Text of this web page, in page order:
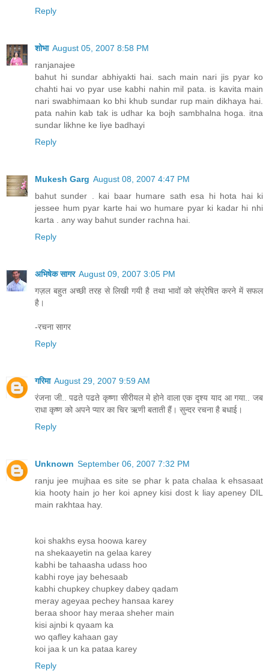
Reply
शोभा August 05, 2007 8:58 PM
ranjanajee
bahut hi sundar abhiyakti hai. sach main nari jis pyar ko
chahti hai vo pyar use kabhi nahin mil pata. is kavita main
nari swabhimaan ko bhi khub sundar rup main dikhaya hai.
pata nahin kab tak is udhar ka bojh sambhalna hoga. itna
sundar likhne ke liye badhayi
Reply
Mukesh Garg August 08, 2007 4:47 PM
bahut sunder . kai baar humare sath esa hi hota hai ki
jessee hum pyar karte hai wo humare pyar ki kadar hi nhi
karta . any way bahut sunder rachna hai.
Reply
अभिषेक सागर August 09, 2007 3:05 PM
गज़ल बहुत अच्छी तरह से लिखी गयी है तथा भावों को संप्रेषित करने में सफल
है।
-रचना सागर
Reply
गरिमा August 29, 2007 9:59 AM
रंजना जी.. पढते पढते कृष्णा सीरीयल मे होने वाला एक दृश्य याद आ गया.. जब
राधा कृष्ण को अपने प्यार का चिर ऋणी बताती हैं। सुन्दर रचना है बधाई।
Reply
Unknown September 06, 2007 7:32 PM
ranju jee mujhaa es site se phar k pata chalaa k ehsasaat
kia hooty hain jo her koi apney kisi dost k liay apeney DIL
main rakhtaa hay.
koi shakhs eysa hoowa karey
na shekaayetin na gelaa karey
kabhi be tahaasha udass hoo
kabhi roye jay behesaab
kabhi chupkey chupkey dabey qadam
meray ageyaa pechey hansaa karey
beraa shoor hay meraa sheher main
kisi ajnbi k qyaam ka
wo qafley kahaan gay
koi jaa k un ka pataa karey
Reply